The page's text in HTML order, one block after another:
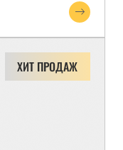
ХИТ ПРОДАЖ